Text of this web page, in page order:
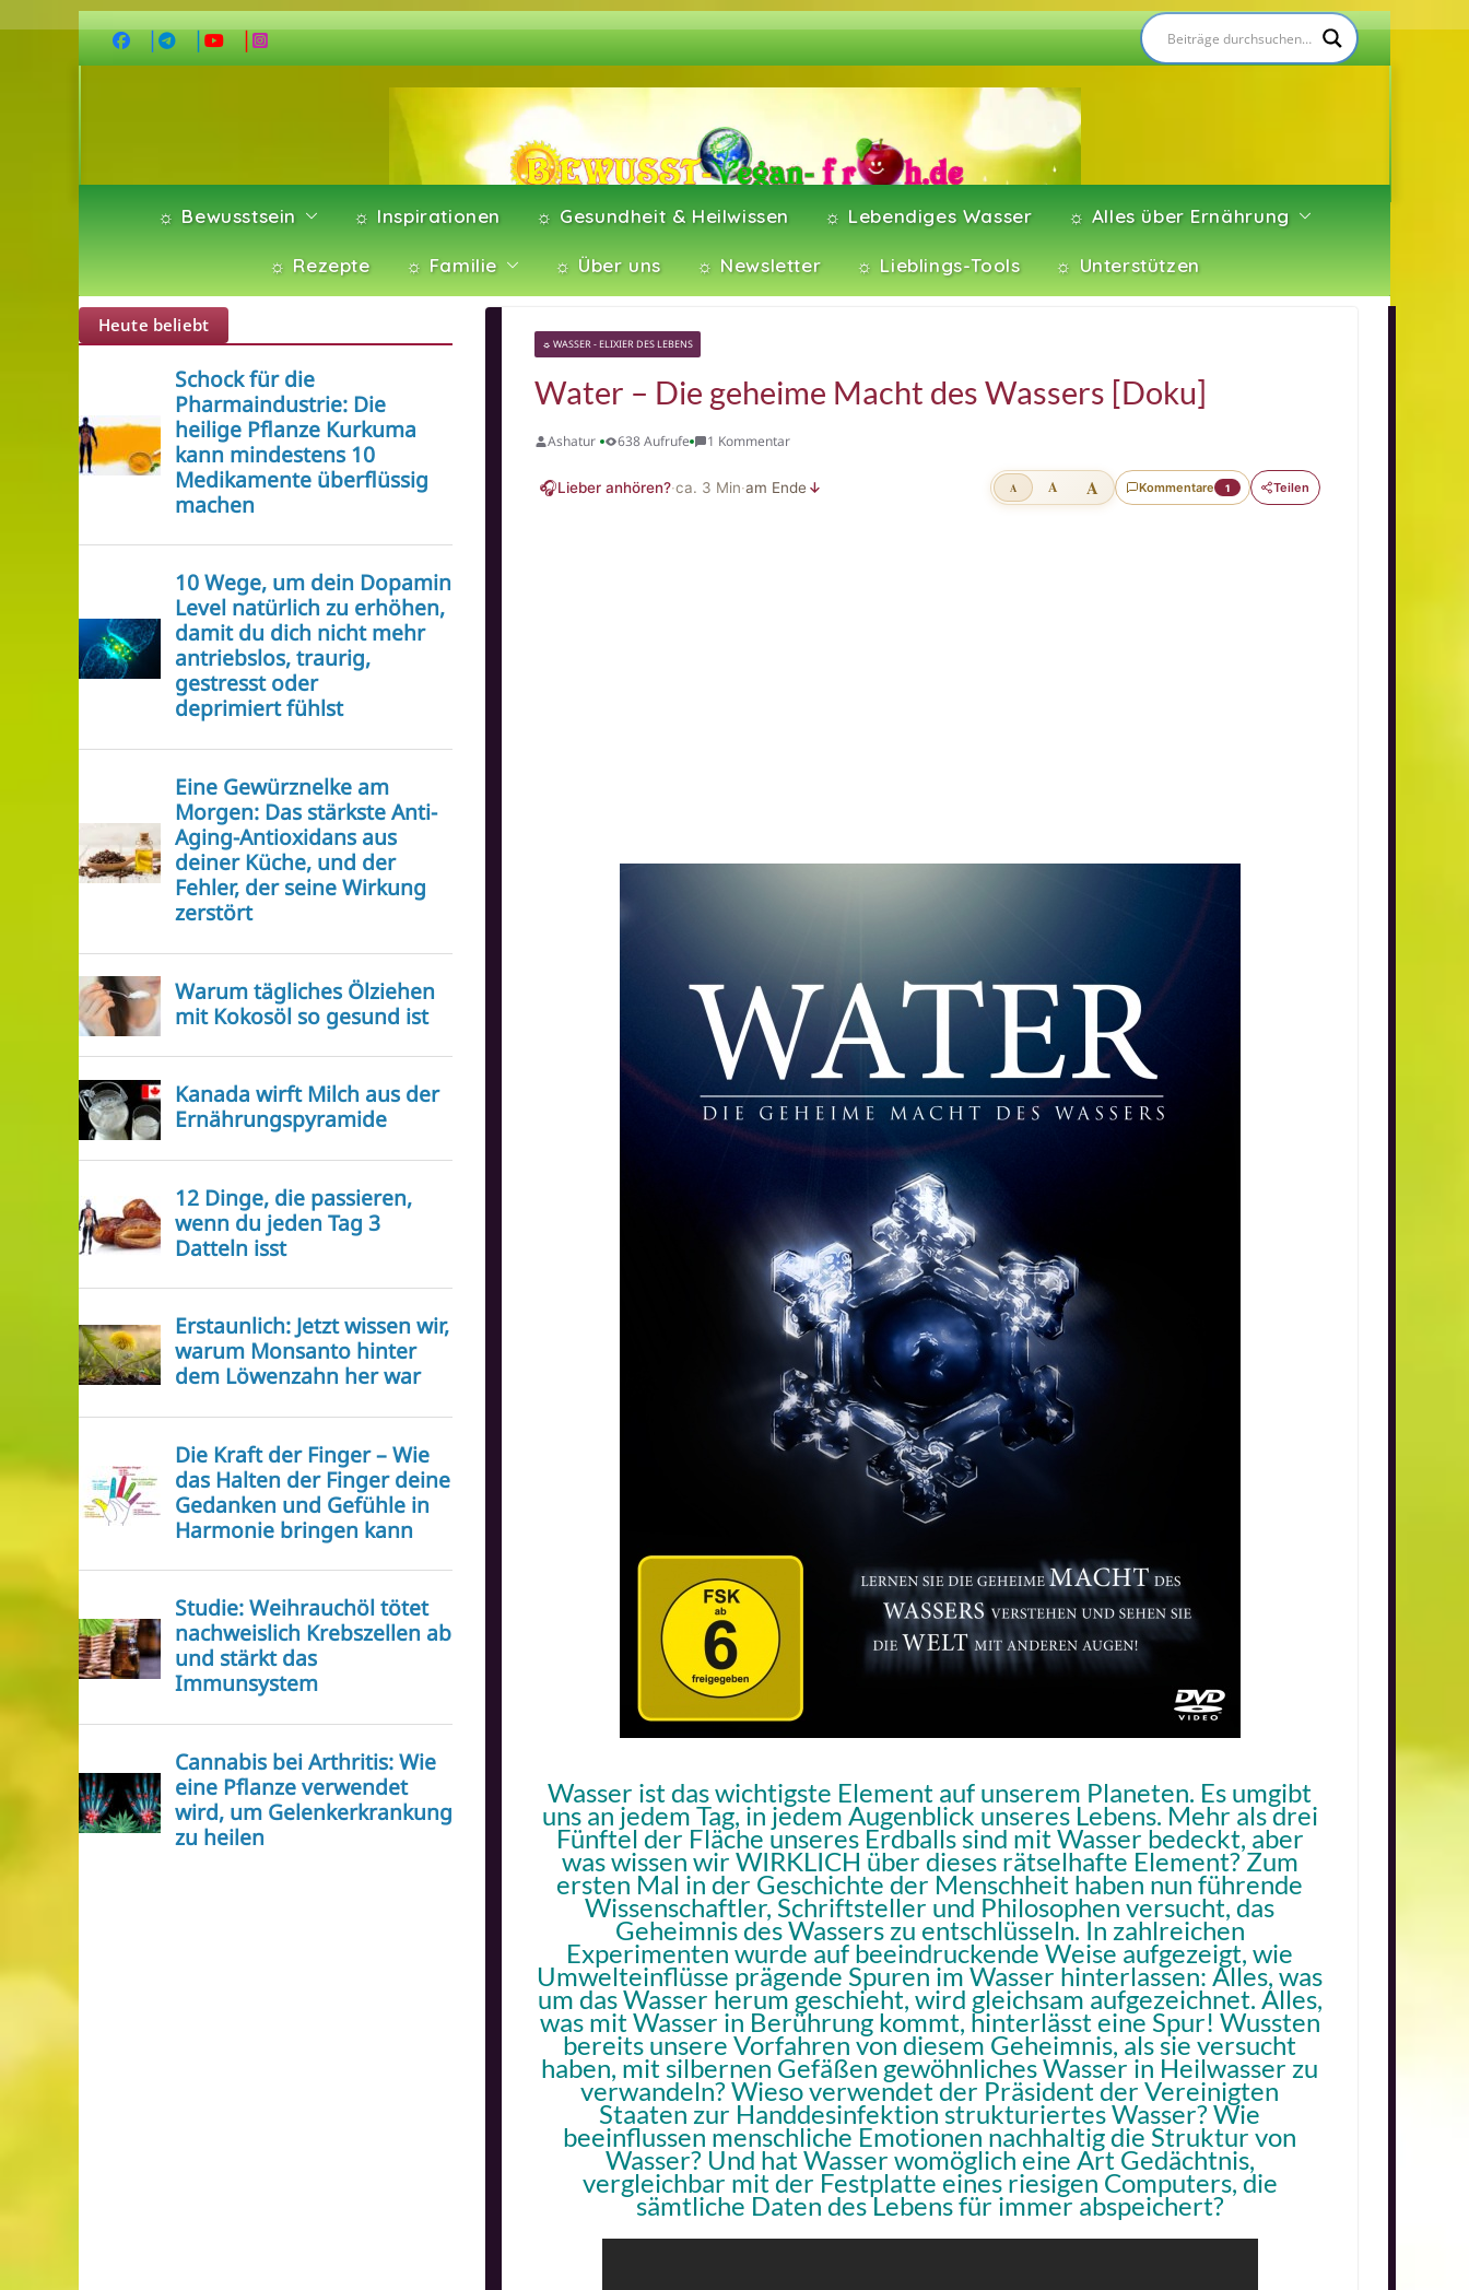
Inhalt
☼ Bewusstsein ☼ Inspirationen ☼ Gesundheit & Heilwissen ☼ Lebendiges Wasser ☼ Alles über Ernährung
☼ Rezepte ☼ Familie ☼ Über uns ☼ Newsletter ☼ Lieblings-Tools ☼ Unterstützen
☼ WASSER - ELIXIER DES LEBENS
Water – Die geheime Macht des Wassers [Doku]
Ashatur 638 Aufrufe 1 Kommentar
🎧Lieber anhören?·ca. 3 Min·am Ende ↓ A A A Kommentare 1 Teilen
Wasser ist das wichtigste Element auf unserem Planeten. Es umgibt
uns an jedem Tag, in jedem Augenblick unseres Lebens. Mehr als drei
Fünftel der Fläche unseres Erdballs sind mit Wasser bedeckt, aber
was wissen wir WIRKLICH über dieses rätselhafte Element? Zum
ersten Mal in der Geschichte der Menschheit haben nun führende
Wissenschaftler, Schriftsteller und Philosophen versucht, das
Geheimnis des Wassers zu entschlüsseln. In zahlreichen
Experimenten wurde auf beeindruckende Weise aufgezeigt, wie
Umwelteinflüsse prägende Spuren im Wasser hinterlassen: Alles, was
um das Wasser herum geschieht, wird gleichsam aufgezeichnet. Alles,
was mit Wasser in Berührung kommt, hinterlässt eine Spur! Wussten
bereits unsere Vorfahren von diesem Geheimnis, als sie versucht
haben, mit silbernen Gefäßen gewöhnliches Wasser in Heilwasser zu
verwandeln? Wieso verwendet der Präsident der Vereinigten
Staaten zur Handdesinfektion strukturiertes Wasser? Wie
beeinflussen menschliche Emotionen nachhaltig die Struktur von
Wasser? Und hat Wasser womöglich eine Art Gedächtnis,
vergleichbar mit der Festplatte eines riesigen Computers, die
sämtliche Daten des Lebens für immer abspeichert?
Heute beliebt